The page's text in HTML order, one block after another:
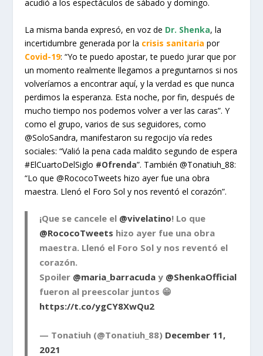
acudió a los espectáculos de sábado y domingo.
La misma banda expresó, en voz de Dr. Shenka, la
incertidumbre generada por la crisis sanitariapor
Covid-19: “Yo te puedo apostar, te puedo jurar que por
un momento realmente llegamos a preguntarnos si nos
volveríamos a encontrar aquí, y la verdad es que nunca
perdimos la esperanza. Esta noche, por fin, después de
mucho tiempo nos podemos volver a ver las caras”. Y
como el grupo, varios de sus seguidores, como
@SoloSandra, manifestaron su regocijo vía redes
sociales: “Valió la pena cada maldito segundo de espera
#ElCuartoDelSiglo #Ofrenda”. También @Tonatiuh_88:
“Lo que @RococoTweets hizo ayer fue una obra
maestra. Llenó el Foro Sol y nos reventó el corazón”.
¡Que se cancele el @vivelatino! Lo que
@RococoTweets hizo ayer fue una obra
maestra. Llenó el Foro Sol y nos reventó el
corazón.
Spoiler @maria_barracuda y @ShenkaOfficial
fueron al preescolar juntos 😁
https://t.co/ygCY8XwQu2
— Tonatiuh (@Tonatiuh_88) December 11,
2021